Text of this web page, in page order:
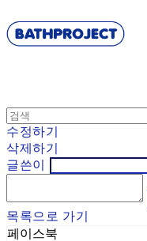
수정하기
삭제하기
글쓴이
목록으로 가기
페이스북